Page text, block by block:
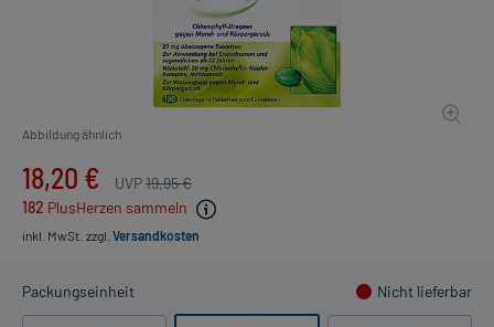
Abbildung ähnlich
18,20 € UVP19,95 €
182 PlusHerzen sammeln
inkl. MwSt. zzgl. Versandkosten
Packungseinheit Nicht lieferbar